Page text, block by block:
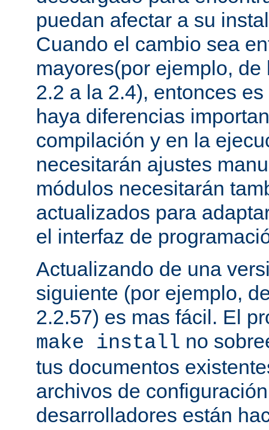
puedan afectar a su
Cuando el cambio sea
mayores(por ejemplo,
2.2 a la 2.4), entonces
haya diferencias
compilación y en la
necesitarán ajustes
módulos necesitarán
actualizados para
el interfaz de
Actualizando de una
siguiente (por ejemplo,
2.2.57) es mas fácil. El
make install no
tus documentos
archivos de
desarrolladores están